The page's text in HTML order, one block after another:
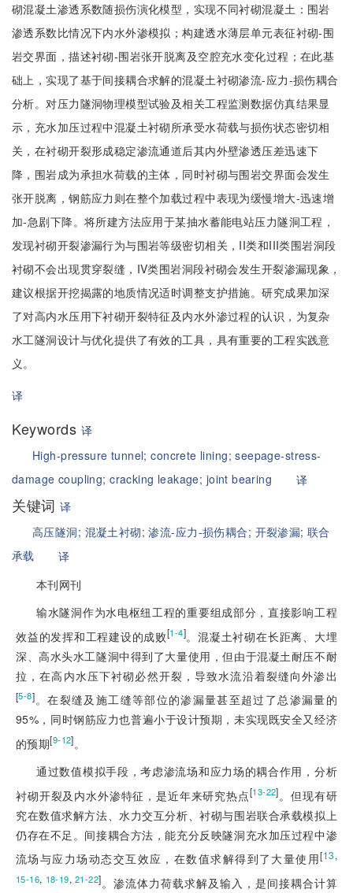
砌混凝土渗透系数随损伤演化模型，实现不同衬砌混凝土：围岩
渗透系数比情况下内水外渗模拟；构建透水薄层单元表征衬砌-围
岩交界面，描述衬砌-围岩张开脱离及空腔充水变化过程；在此基
础上，实现了基于间接耦合求解的混凝土衬砌渗流-应力-损伤耦合
分析。对压力隧洞物理模型试验及相关工程监测数据仿真结果显
示，充水加压过程中混凝土衬砌所承受水荷载与损伤状态密切相
关，在衬砌开裂形成稳定渗流通道后其内外壁渗透压差迅速下
降，围岩成为承担水荷载的主体，同时衬砌与围岩交界面会发生
张开脱离，钢筋应力则在整个加载过程中表现为缓慢增大-迅速增
加-急剧下降。将所建方法应用于某抽水蓄能电站压力隧洞工程，
发现衬砌开裂渗漏行为与围岩等级密切相关，II类和III类围岩洞段
衬砌不会出现贯穿裂缝，IV类围岩洞段衬砌会发生开裂渗漏现象，
建议根据开挖揭露的地质情况适时调整支护措施。研究成果加深
了对高内水压用下衬砌开裂特征及内水外渗过程的认识，为复杂
水工隧洞设计与优化提供了有效的工具，具有重要的工程实践意
义。
译
Keywords 译
High-pressure tunnel;concrete lining;seepage-stress-
damage coupling;cracking leakage; joint bearing 译
关键词译
高压隧洞; 混凝土衬砌;渗流-应力-损伤耦合; 开裂渗漏;联合
承载
译
本刊网刊
输水隧洞作为水电枢纽工程的重要组成部分，直接影响工程
效益的发挥和工程建设的成败[1-4]。混凝土衬砌在长距离、大埋
深、高水头水工隧洞中得到了大量使用，但由于混凝土耐压不耐
拉，在高内水压下衬砌必然开裂，导致水流沿着裂缝向外渗出
[5-8]。在裂缝及施工缝等部位的渗漏量甚至超过了总渗漏量的
95%，同时钢筋应力也普遍小于设计预期，未实现既安全又经济
的预期[9-12]。
通过数值模拟手段，考虑渗流场和应力场的耦合作用，分析
衬砌开裂及内水外渗特征，是近年来研究热点[13-22]。但现有研
究在数值求解方法、水力交互分析、衬砌与围岩联合承载模拟上
仍存在不足。间接耦合方法，能充分反映隧洞充水加压过程中渗
流场与应力场动态交互效应，在数值求解得到了大量使用[13,
15-16, 18-19,21-22]。渗流体力荷载求解及输入，是间接耦合计算